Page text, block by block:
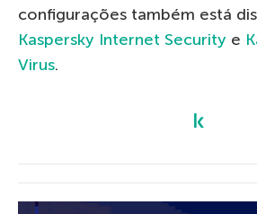
configurações também está
Kaspersky Internet Security e
Virus.